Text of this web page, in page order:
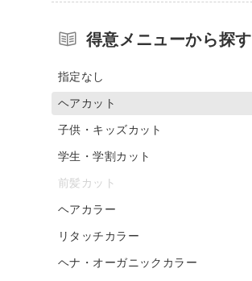
得意メニューから探す
指定なし
ヘアカット
子供・キッズカット
学生・学割カット
前髪カット
ヘアカラー
リタッチカラー
ヘナ・オーガニックカラー